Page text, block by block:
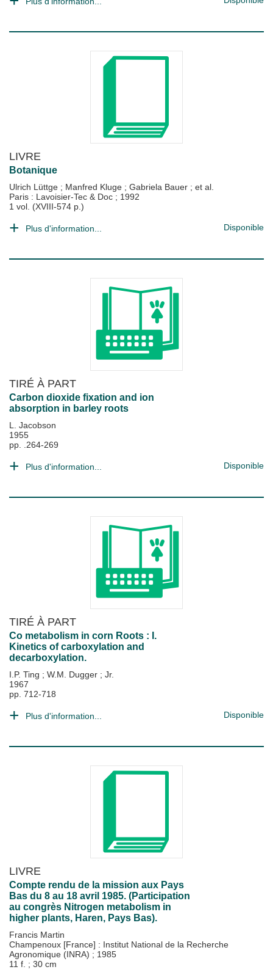
LIVRE
Botanique
Ulrich Lüttge ; Manfred Kluge ; Gabriela Bauer ; et al.
Paris : Lavoisier-Tec & Doc ; 1992
1 vol. (XVIII-574 p.)
Plus d'information... Disponible
TIRÉ À PART
Carbon dioxide fixation and ion
absorption in barley roots
L. Jacobson
1955
pp. .264-269
Plus d'information... Disponible
TIRÉ À PART
Co metabolism in corn Roots : I.
Kinetics of carboxylation and
decarboxylation.
I.P. Ting ; W.M. Dugger ; Jr.
1967
pp. 712-718
Plus d'information... Disponible
LIVRE
Compte rendu de la mission aux Pays
Bas du 8 au 18 avril 1985. (Participation
au congrès Nitrogen metabolism in
higher plants, Haren, Pays Bas).
Francis Martin
Champenoux [France] : Institut National de la Recherche
Agronomique (INRA) ; 1985
11 f. ; 30 cm